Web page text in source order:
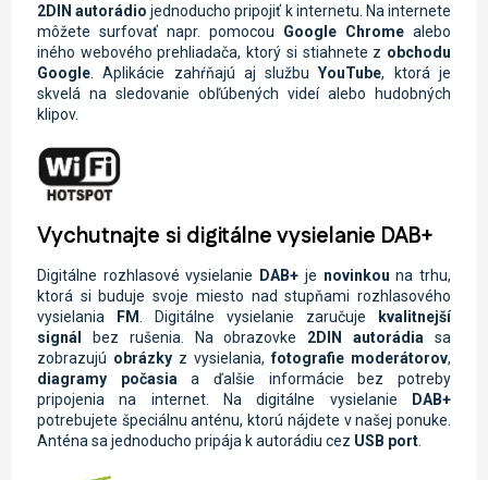
2DIN autorádiojednoducho pripojiť k internetu. Na internete
môžete surfovať napr. pomocou Google Chrome alebo
iného webového prehliadača, ktorý si stiahnete z obchodu
Google . Aplikácie zahŕňajú aj službuYouTube, ktorá je
skvelá na sledovanie obľúbených videí alebo hudobných
klipov.
Vychutnajte si digitálne vysielanie DAB+
Digitálne rozhlasové vysielanie DAB+ je novinkou na trhu,
ktorá si buduje svoje miesto nad stupňami rozhlasového
vysielania
FM. Digitálne vysielanie zaručuje
kvalitnejší
signál
bez rušenia. Na obrazovke 2DIN autorádia
sa
zobrazujú obrázky z vysielania,fotografie moderátorov,
diagramy počasiaa ďalšie informácie bez potreby
pripojenia na internet. Na digitálne vysielanie
DAB+
potrebujete špeciálnu anténu, ktorú nájdete v našej ponuke.
Anténa sa jednoducho pripája k autorádiu cez USB port.